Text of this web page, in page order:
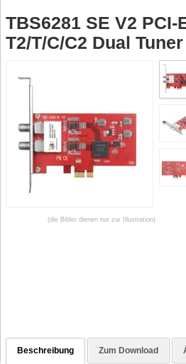
TBS6281 SE V2 PCI-
T2/T/C/C2 Dual
(die Bilder dienen nur zur Illustration)
Beschreibung Zum Download